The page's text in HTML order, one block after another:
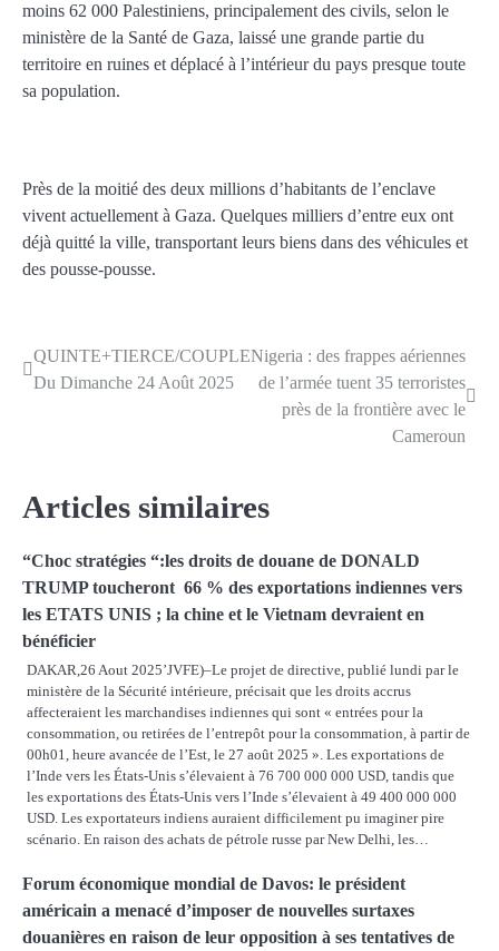
moins 62 000 Palestiniens, principalement des civils, selon le
ministère de la Santé de Gaza, laissé une grande partie du
territoire en ruines et déplacé à l’intérieur du pays presque toute
sa population.
Près de la moitié des deux millions d’habitants de l’enclave
vivent actuellement à Gaza. Quelques milliers d’entre eux ont
déjà quitté la ville, transportant leurs biens dans des véhicules et
des pousse-pousse.
Navigation
QUINTE+TIERCE/COUPLE
Du Dimanche 24 Août 2025
Nigeria : des frappes aériennes
de l’armée tuent 35 terroristes
près de la frontière avec le
Cameroun
Articles similaires
“Choc stratégies “:les droits de douane de DONALD
TRUMP toucheront 66 % des exportations indiennes vers
les ETATS UNIS ; la chine et le Vietnam devraient en
bénéficier
DAKAR,26 Aout 2025’JVFE)–Le projet de directive, publié lundi par le
ministère de la Sécurité intérieure, précisait que les droits accrus
affecteraient les marchandises indiennes qui sont « entrées pour la
consommation, ou retirées de l’entrepôt pour la consommation, à partir de
00h01, heure avancée de l’Est, le 27 août 2025 ». Les exportations de
l’Inde vers les États-Unis s’élevaient à 76 700 000 000 USD, tandis que
les exportations des États-Unis vers l’Inde s’élevaient à 49 400 000 000
USD. Les exportateurs indiens auraient difficilement pu imaginer pire
scénario. En raison des achats de pétrole russe par New Delhi, les…
Forum économique mondial de Davos: le président
américain a menacé d’imposer de nouvelles surtaxes
douanières en raison de leur opposition à ses tentatives de